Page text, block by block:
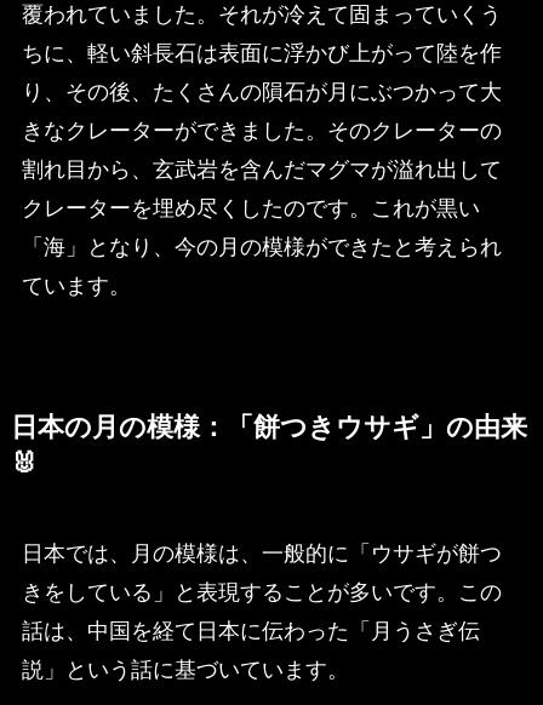
覆われていました。それが冷えて固まっていくう
ちに、軽い斜長石は表面に浮かび上がって陸を作
り、その後、たくさんの隕石が月にぶつかって大
きなクレーターができました。そのクレーターの
割れ目から、玄武岩を含んだマグマが溢れ出して
クレーターを埋め尽くしたのです。これが黒い
「海」となり、今の月の模様ができたと考えられ
ています。
日本の月の模様：「餅つきウサギ」の由来
🐰
日本では、月の模様は、一般的に「ウサギが餅つ
きをしている」と表現することが多いです。この
話は、中国を経て日本に伝わった「月うさぎ伝
説」という話に基づいています。